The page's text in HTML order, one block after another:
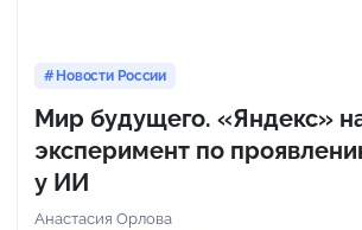
Новости России
Мир будущего. «Яндекс»
эксперимент по
у ИИ
Анастасия Орлова